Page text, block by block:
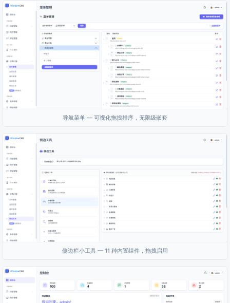
导航菜单 — 可视化拖拽排序，无限级嵌套
侧边栏小工具 — 11 种内置组件，拖拽启用